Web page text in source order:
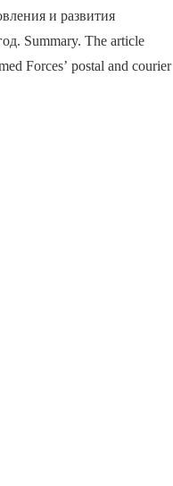
и развития
Summary. The article
Forces’ postal and courier